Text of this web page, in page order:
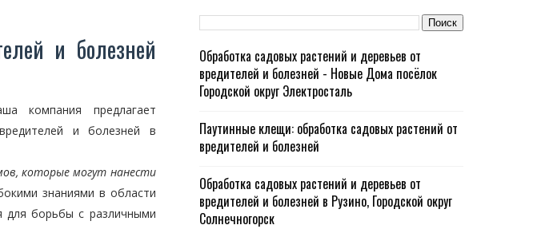
и болезней
компания предлагает
и болезней в
которые могут нанести
знаниями в области
для борьбы с различными
Обработка садовых растений и деревьев от
вредителей и болезней - Новые Дома посёлок
Городской округ Электросталь
Паутинные клещи: обработка садовых растений от
вредителей и болезней
Обработка садовых растений и деревьев от
вредителей и болезней в Рузино, Городской округ
Солнечногорск